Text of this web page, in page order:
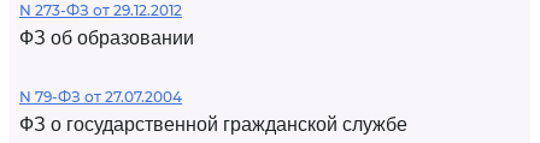
N 273-ФЗ от 29.12.2012
ФЗ об образовании
N 79-ФЗ от 27.07.2004
ФЗ о государственной гражданской службе